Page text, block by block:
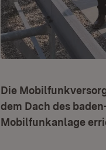
Die
dem Dach des
Mobilfunkanlage